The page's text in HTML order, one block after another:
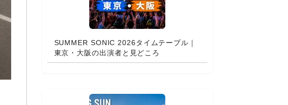
SUMMER SONIC 2026タイムテーブル｜
東京・大阪の出演者と見どころ